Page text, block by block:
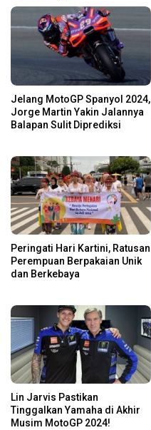
Jelang MotoGP Spanyol 2024,
Jorge Martin Yakin Jalannya
Balapan Sulit Diprediksi
Peringati Hari Kartini, Ratusan
Perempuan Berpakaian Unik
dan Berkebaya
Lin Jarvis Pastikan
Tinggalkan Yamaha di Akhir
Musim MotoGP 2024!